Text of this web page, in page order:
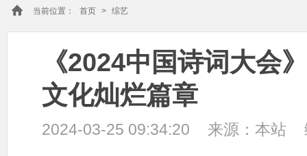
当前位置： 首页 > 综艺
《2024中国诗词大会
文化灿烂篇章
2024-03-25 09:34:20 来源： 本站